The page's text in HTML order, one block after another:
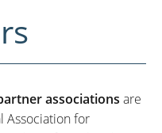
associations are
Association for